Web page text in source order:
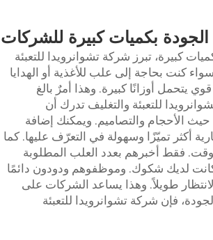
بكميات كبيرة للشركات
كبيرة، تبرز شركة تشوانرويدا للتعبئة
كنت بحاجة إلى علب للأغذية أو الهدايا
يتحمل أوزانًا كبيرة. وهذا أمرٌ بالغ
للتعبئة والتغليف تدرك أن
الأحجام والتصاميم. ويمكنك إضافة
أكثر تميّزًا وسهولة في التعرّف عليها. كما
فقط أخبرهم بعدد العلب المطلوبة
لديك شكوك. وموظفوهم ودودون دائمًا
طويلاً. وهذا يساعد الشركات على
فإن شركة تشوانرويدا للتعبئة